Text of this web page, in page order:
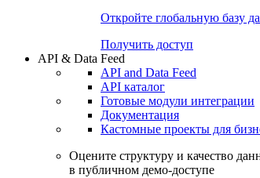
Откройте глобальную базу
Получить доступ
API & Data Feed
API and Data Feed
API каталог
Готовые модули интеграции
Документация
Кастомные проекты для
Оцените структуру и качество
в публичном демо-доступе